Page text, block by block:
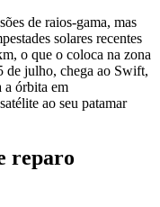
de raios‑gama, mas
solares recentes
o que o coloca na zona
de julho, chega ao Swift,
a órbita em
ao seu patamar
reparo